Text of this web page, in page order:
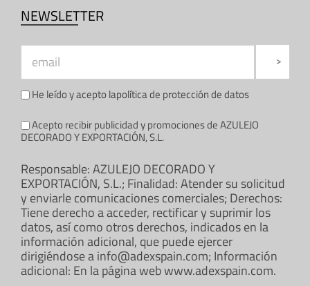
NEWSLETTER
He leído y acepto lapolítica de protección de datos
Acepto recibir publicidad y promociones de AZULEJO
DECORADO Y EXPORTACIÓN, S.L.
Responsable: AZULEJO DECORADO Y
EXPORTACIÓN, S.L.; Finalidad: Atender su solicitud
y enviarle comunicaciones comerciales; Derechos:
Tiene derecho a acceder, rectificar y suprimir los
datos, así como otros derechos, indicados en la
información adicional, que puede ejercer
dirigiéndose a info@adexspain.com; Información
adicional: En la página web www.adexspain.com.